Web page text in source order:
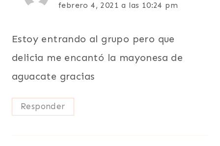
febrero 4, 2021 a las 10:24 pm
Estoy entrando al grupo pero que
delicia me encantó la mayonesa de
aguacate gracias
Responder